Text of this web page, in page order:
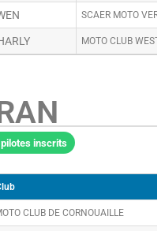
SCAER MOTO
MOTO CLUB WEST
inscrits
CLUB DE CORNOUAILLE